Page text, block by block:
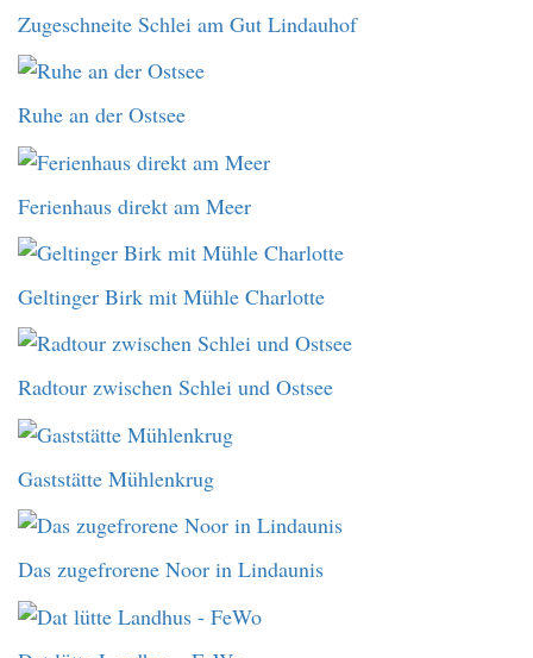
Zugeschneite Schlei am Gut Lindauhof
Ruhe an der Ostsee
Ferienhaus direkt am Meer
Geltinger Birk mit Mühle Charlotte
Radtour zwischen Schlei und Ostsee
Gaststätte Mühlenkrug
Das zugefrorene Noor in Lindaunis